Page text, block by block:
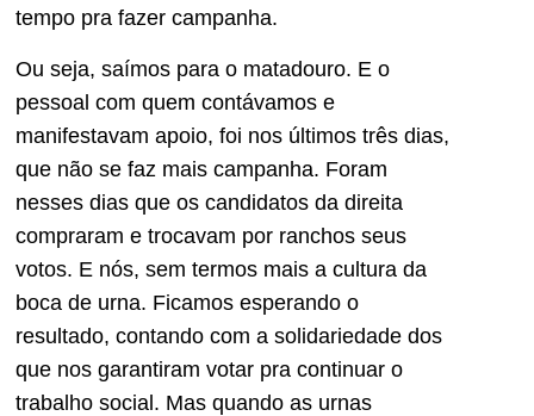
tempo pra fazer campanha.
Ou seja, saímos para o matadouro. E o
pessoal com quem contávamos e
manifestavam apoio, foi nos últimos três dias,
que não se faz mais campanha. Foram
nesses dias que os candidatos da direita
compraram e trocavam por ranchos seus
votos. E nós, sem termos mais a cultura da
boca de urna. Ficamos esperando o
resultado, contando com a solidariedade dos
que nos garantiram votar pra continuar o
trabalho social. Mas quando as urnas